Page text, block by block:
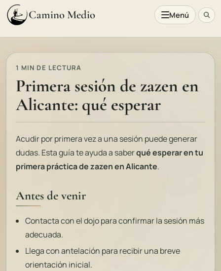
Camino Medio Menú
1 MIN DE LECTURA
Primera sesión de zazen en
Alicante: qué esperar
Acudir por primera vez a una sesión puede generar
dudas. Esta guía te ayuda a saberqué esperar en tu
primera práctica de zazen en Alicante.
Antes de venir
Contacta con el dojo para confirmar la sesión más
adecuada.
Llega con antelación para recibir una breve
orientación inicial.